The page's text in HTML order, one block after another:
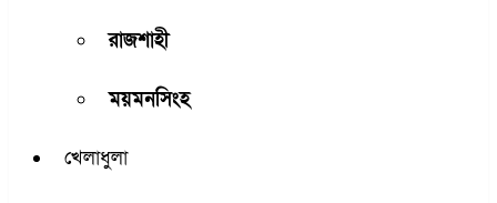
রাজশাহী
ময়মনসিংহ
খেলাধুলা